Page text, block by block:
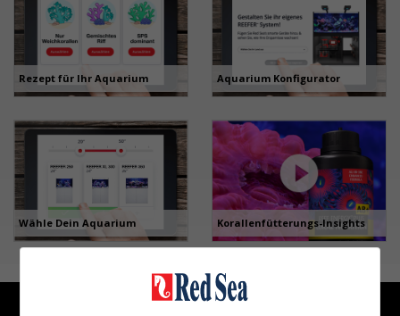
Rezept für Ihr Aquarium Aquarium Konfigurator
Wähle Dein Aquarium Korallenfütterungs-Insights